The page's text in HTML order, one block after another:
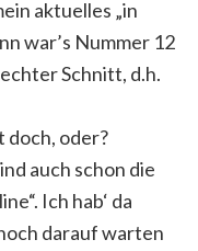
aktuelles „in
war’s Nummer 12
Schnitt, d.h.
doch, oder?
auch schon die
Ich hab‘ da
darauf warten